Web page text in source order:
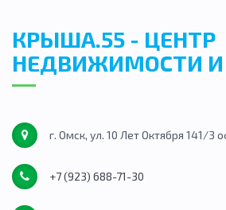
КРЫША.55 - ЦЕНТР
НЕДВИЖИМОСТИ И
г. Омск, ул. 10 Лет Октября 141/3
+7 (923) 688-71-30